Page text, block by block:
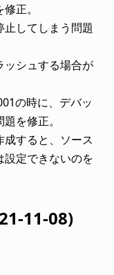
正。
止してしまう問題
ッシュする場合が
の時に、デバッ
を修正。
すると、ソース
設定できないのを
11-08)